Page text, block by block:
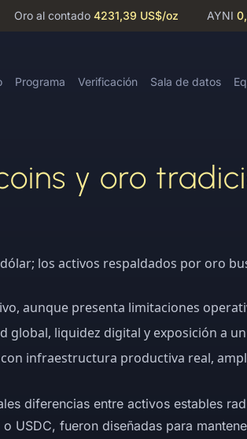
Oro al contado 4231,39 US$/oz AYNI
Programa Verificación Sala de datos
y oro
los activos respaldados por oro
aunque presenta limitaciones
liquidez digital y exposición a
infraestructura productiva real,
diferencias entre activos estables
USDC, fueron diseñadas para